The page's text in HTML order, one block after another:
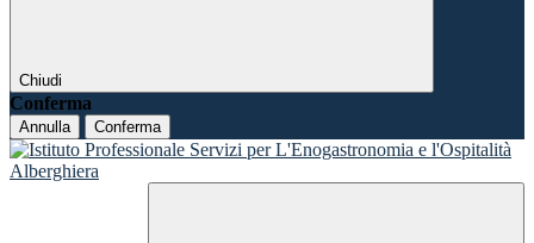
Chiudi
Conferma
Annulla Conferma